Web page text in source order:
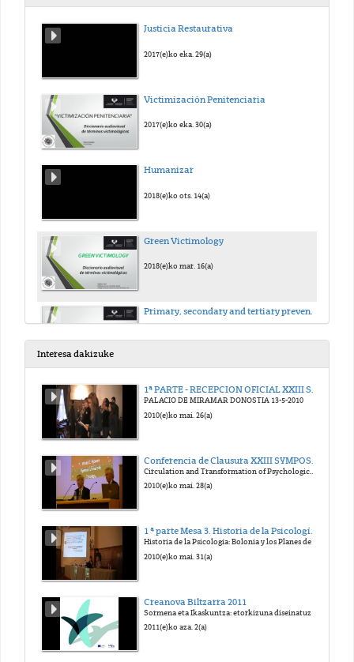
Justicia Restaurativa
2017(e)ko eka. 29(a)
Victimización Penitenciaria
2017(e)ko eka. 30(a)
Humanizar
2018(e)ko ots. 14(a)
Green Victimology
2018(e)ko mar. 16(a)
Primary, secondary and tertiary prevention
Interesa dakizuke
1ª PARTE - RECEPCION OFICIAL XXIII SYMPOSIUM SEHP 2010
PALACIO DE MIRAMAR DONOSTIA 13-5-2010
2010(e)ko mai. 26(a)
Circulation and Transformation of Psychological Knowledge" (comunicación en inglés).
2010(e)ko mai. 28(a)
1 ª parte Mesa 3. Historia de la Psicología: Bolonia y los Planes de Estudios
2010(e)ko mai. 31(a)
Creanova Biltzarra 2011
Sormena eta Ikaskuntza: etorkizuna diseinatuz
2011(e)ko aza. 2(a)